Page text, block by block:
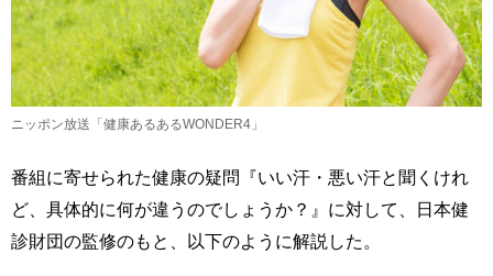
ニッポン放送「健康あるあるWONDER4」
番組に寄せられた健康の疑問『いい汗・悪い汗と聞くけれ
ど、具体的に何が違うのでしょうか？』に対して、日本健
診財団の監修のもと、以下のように解説した。